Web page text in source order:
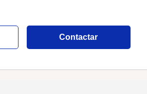
Contactar